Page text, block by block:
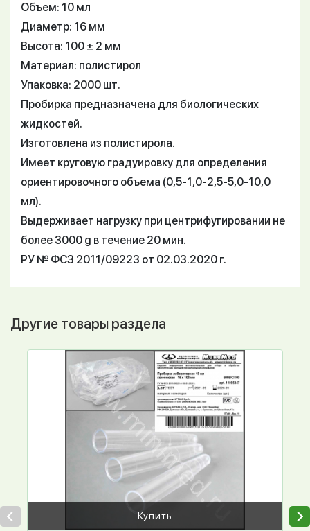
Объем: 10 мл
Диаметр: 16 мм
Высота: 100 ± 2 мм
Материал: полистирол
Упаковка: 2000 шт.
Пробирка предназначена для биологических
жидкостей.
Изготовлена из полистирола.
Имеет круговую градуировку для определения
ориентировочного объема (0,5-1,0-2,5-5,0-10,0
мл).
Выдерживает нагрузку при центрифугировании не
более 3000 g в течение 20 мин.
РУ № ФСЗ 2011/09223 от 02.03.2020 г.
Другие товары раздела
Купить